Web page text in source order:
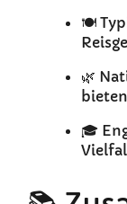
🍽️
🌿
🎓